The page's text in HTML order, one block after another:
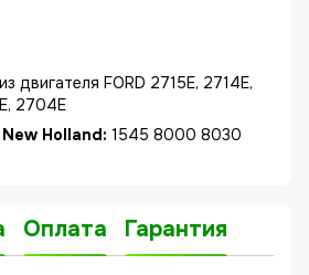
двигателя FORD 2715E, 2714E,
2704E
Holland: 1545 8000 8030
Оплата Гарантия